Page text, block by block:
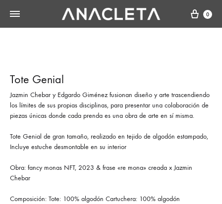
Cart
0
Tote Genial
Jazmin Chebar y Edgardo Giménez fusionan diseño y arte trascendiendo
los límites de sus propias disciplinas, para presentar una colaboración de
piezas únicas donde cada prenda es una obra de arte en sí misma.
Tote Genial de gran tamaño, realizado en tejido de algodón estampado,
Incluye estuche desmontable en su interior
Obra: fancy monas NFT, 2023 & frase «re mona» creada x Jazmin
Chebar
Composición: Tote: 100% algodón Cartuchera: 100% algodón